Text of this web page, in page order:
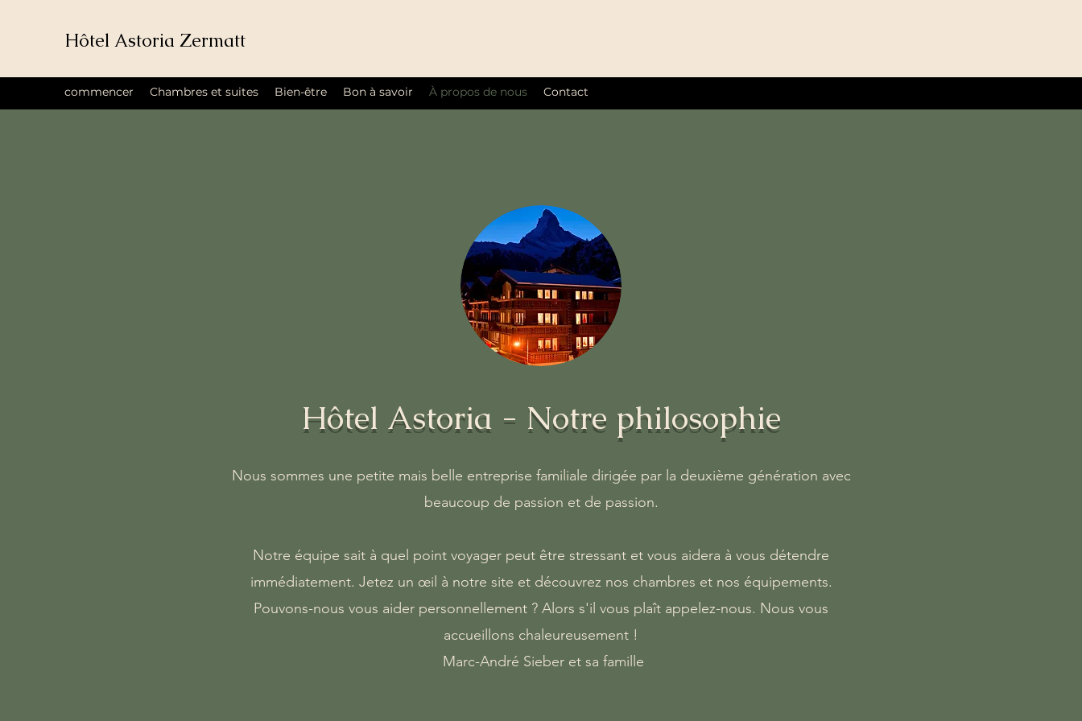
Hôtel Astoria Zermatt
commencer Chambres et suites Bien-être Bon à savoir À propos de nous Contact
Hôtel Astoria - Notre philosophie
Nous sommes une petite mais belle entreprise familiale dirigée par la deuxième génération avec
beaucoup de passion et de passion.
Notre équipe sait à quel point voyager peut être stressant et vous aidera à vous détendre
immédiatement. Jetez un œil à notre site et découvrez nos chambres et nos équipements.
Pouvons-nous vous aider personnellement ? Alors s'il vous plaît appelez-nous. Nous vous
accueillons chaleureusement !
Marc-André Sieber et sa famille